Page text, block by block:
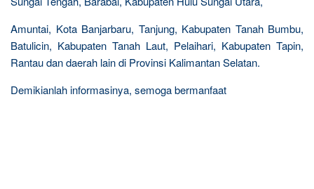
Amuntai, Kota Banjarbaru, Tanjung, Kabupaten Tanah Bumbu,
Batulicin, Kabupaten Tanah Laut, Pelaihari, Kabupaten Tapin,
Rantau dan daerah lain di Provinsi Kalimantan Selatan.
Demikianlah informasinya, semoga bermanfaat